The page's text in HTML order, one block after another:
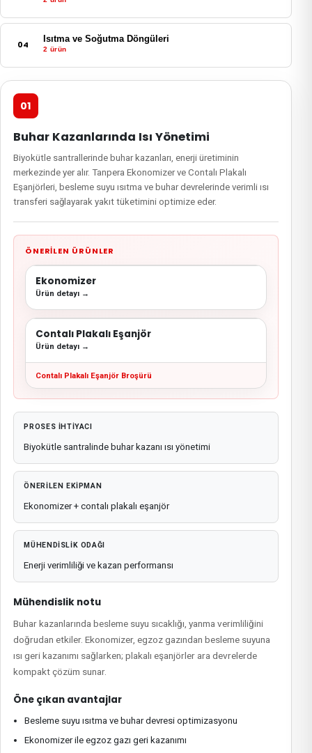
04
Isıtma ve Soğutma Döngüleri
2 ürün
01
Buhar Kazanlarında Isı Yönetimi
Biyokütle santrallerinde buhar kazanları, enerji üretiminin
merkezinde yer alır. Tanpera Ekonomizer ve Contalı Plakalı
Eşanjörleri, besleme suyu ısıtma ve buhar devrelerinde verimli ısı
transferi sağlayarak yakıt tüketimini optimize eder.
ÖNERILEN ÜRÜNLER
Ekonomizer
Ürün detayı →
Contalı Plakalı Eşanjör
Ürün detayı →
Contalı Plakalı Eşanjör Broşürü
PROSES IHTIYACI
Biyokütle santralinde buhar kazanı ısı yönetimi
ÖNERILEN EKIPMAN
Ekonomizer + contalı plakalı eşanjör
MÜHENDISLIK ODAĞI
Enerji verimliliği ve kazan performansı
Mühendislik notu
Buhar kazanlarında besleme suyu sıcaklığı, yanma verimliliğini
doğrudan etkiler. Ekonomizer, egzoz gazından besleme suyuna
ısı geri kazanımı sağlarken; plakalı eşanjörler ara devrelerde
kompakt çözüm sunar.
Öne çıkan avantajlar
Besleme suyu ısıtma ve buhar devresi optimizasyonu
Ekonomizer ile egzoz gazı geri kazanımı